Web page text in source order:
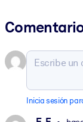
Inicia sesión